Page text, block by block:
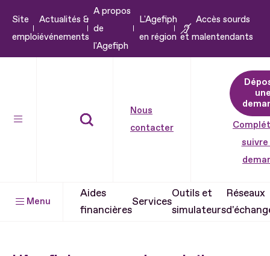
Aller
Site
emploi
Actualités &
événements
A propos
de
l'Agefiph
L'Agefiph
en région
Accès sourds
et malentendants
Nous
contacter
suivre
Menu
Aides
financières
Services
Outils et
simulateurs
Réseaux